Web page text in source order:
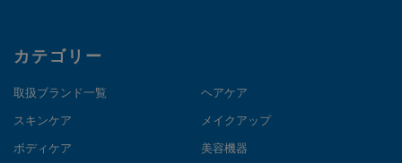
カテゴリー
取扱ブランド一覧 ヘアケア
スキンケア メイクアップ
ボディケア 美容機器